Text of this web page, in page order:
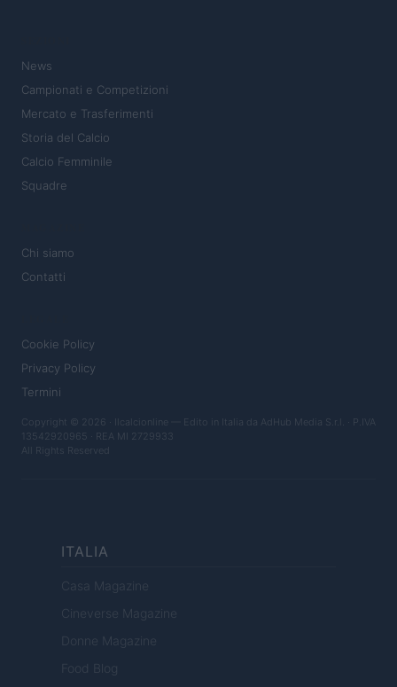
News
Campionati e Competizioni
Mercato e Trasferimenti
Storia del Calcio
Calcio Femminile
Squadre
Chi siamo
Contatti
Cookie Policy
Privacy Policy
Termini
Copyright © 2026 · Ilcalcionline — Edito in Italia da AdHub Media S.r.l. · P.IVA
13542920965 · REA MI 2729933
All Rights Reserved
ITALIA
Casa Magazine
Cineverse Magazine
Donne Magazine
Food Blog